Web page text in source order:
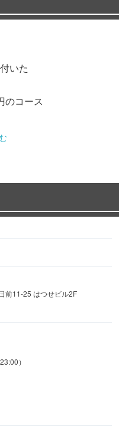
いた
のコース
焼
ぷりの
う！
アルを
ください。
しても
電話ください。
前11-25 はつせビル2F
）